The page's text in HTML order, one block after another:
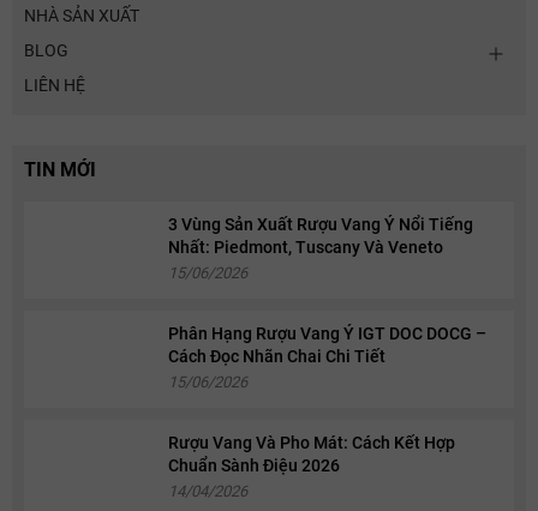
NHÀ SẢN XUẤT
BLOG
LIÊN HỆ
TIN MỚI
3 Vùng Sản Xuất Rượu Vang Ý Nổi Tiếng
Nhất: Piedmont, Tuscany Và Veneto
15/06/2026
Phân Hạng Rượu Vang Ý IGT DOC DOCG –
Cách Đọc Nhãn Chai Chi Tiết
15/06/2026
Rượu Vang Và Pho Mát: Cách Kết Hợp
Chuẩn Sành Điệu 2026
14/04/2026